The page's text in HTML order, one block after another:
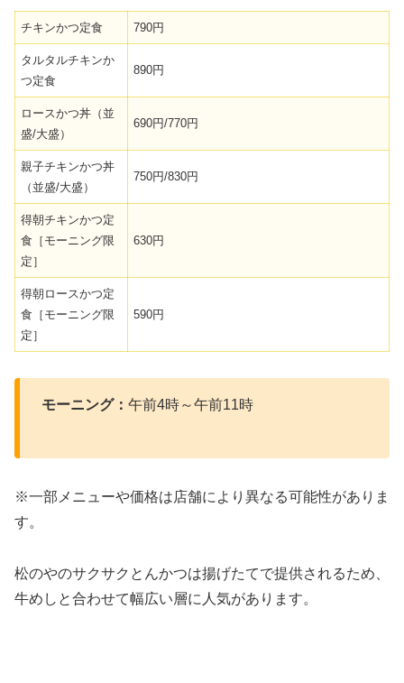
チキンかつ定食 790円
タルタルチキンか
つ定食
890円
ロースかつ丼（並
盛/大盛）
690円/770円
親子チキンかつ丼
（並盛/大盛）
750円/830円
得朝チキンかつ定
食［モーニング限
定］
630円
得朝ロースかつ定
食［モーニング限
定］
590円
モーニング： 午前4時～午前11時
※一部メニューや価格は店舗により異なる可能性がありま
す。
松のやのサクサクとんかつは揚げたてで提供されるため、
牛めしと合わせて幅広い層に人気があります。